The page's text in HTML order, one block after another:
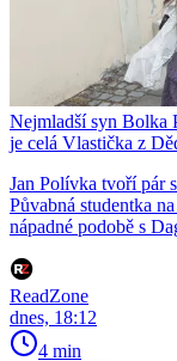
Nejmladší syn Bolka
je celá Vlastička z
Jan Polívka tvoří pár
Půvabná studentka
nápadné podobě s
ReadZone
dnes, 18:12
4 min